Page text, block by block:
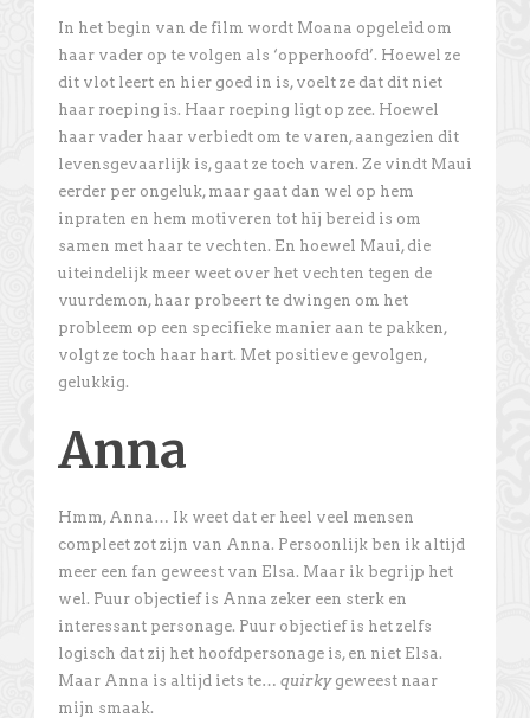
In het begin van de film wordt Moana opgeleid om
haar vader op te volgen als ‘opperhoofd’. Hoewel ze
dit vlot leert en hier goed in is, voelt ze dat dit niet
haar roeping is. Haar roeping ligt op zee. Hoewel
haar vader haar verbiedt om te varen, aangezien dit
levensgevaarlijk is, gaat ze toch varen. Ze vindt Maui
eerder per ongeluk, maar gaat dan wel op hem
inpraten en hem motiveren tot hij bereid is om
samen met haar te vechten. En hoewel Maui, die
uiteindelijk meer weet over het vechten tegen de
vuurdemon, haar probeert te dwingen om het
probleem op een specifieke manier aan te pakken,
volgt ze toch haar hart. Met positieve gevolgen,
gelukkig.
Anna
Hmm, Anna… Ik weet dat er heel veel mensen
compleet zot zijn van Anna. Persoonlijk ben ik altijd
meer een fan geweest van Elsa. Maar ik begrijp het
wel. Puur objectief is Anna zeker een sterk en
interessant personage. Puur objectief is het zelfs
logisch dat zij het hoofdpersonage is, en niet Elsa.
Maar Anna is altijd iets te… quirkygeweest naar
mijn smaak.